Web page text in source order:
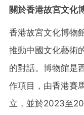
關於香港故宮文化
香港故宮文化博物
推動中國文化藝術
的對話。博物館是
作項目，由香港賽
立，並於2023至